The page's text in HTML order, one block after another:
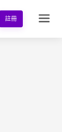
註冊